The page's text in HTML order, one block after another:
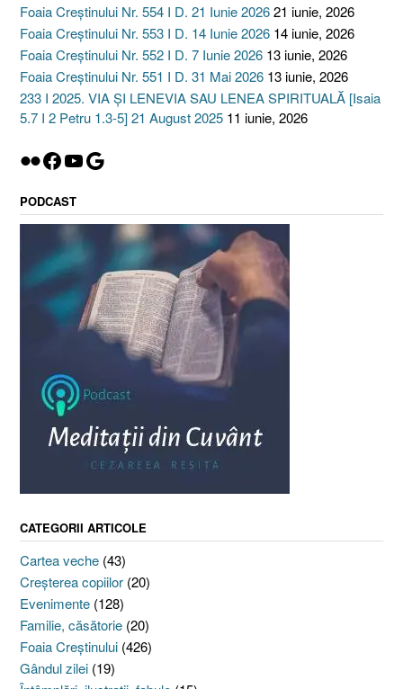
Foaia Creștinului Nr. 554 I D. 21 Iunie 202621 iunie, 2026
Foaia Creștinului Nr. 553 I D. 14 Iunie 2026 14 iunie, 2026
Foaia Creștinului Nr. 552 I D. 7 Iunie 2026 13 iunie, 2026
Foaia Creștinului Nr. 551 I D. 31 Mai 2026 13 iunie, 2026
233 I 2025. VIA ȘI LENEVIA SAU LENEA SPIRITUALĂ [Isaia
5.7 I 2 Petru 1.3-5] 21 August 2025 11 iunie, 2026
Flickr
Facebook
YouTube
Google
PODCAST
CATEGORII ARTICOLE
Cartea veche (43)
Creşterea copiilor (20)
Evenimente (128)
Familie, căsătorie (20)
Foaia Creştinului (426)
Gândul zilei (19)